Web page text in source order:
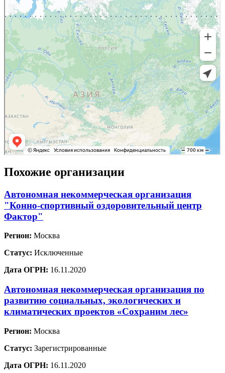
Похожие организации
Автономная некоммерческая организация
"Конно-спортивный оздоровительный центр
Фактор"
Регион: Москва
Статус: Исключенные
Дата ОГРН: 16.11.2020
Автономная некоммерческая организация по
развитию социальных, экологических и
климатических проектов «Сохраним лес»
Регион: Москва
Статус: Зарегистрированные
Дата ОГРН: 16.11.2020